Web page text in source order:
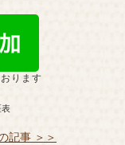
ります
表
記事 ＞＞